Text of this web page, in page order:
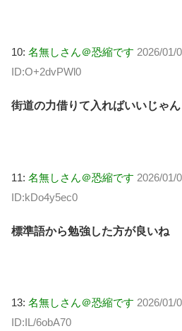
10: 名無しさん＠恐縮です 2026/01/
ID:O+2dvPWl0
街道の力借りて入ればいいじゃん
11: 名無しさん＠恐縮です 2026/01/
ID:kDo4y5ec0
標準語から勉強した方が良いね
13: 名無しさん＠恐縮です 2026/01/
ID:IL/6obA70